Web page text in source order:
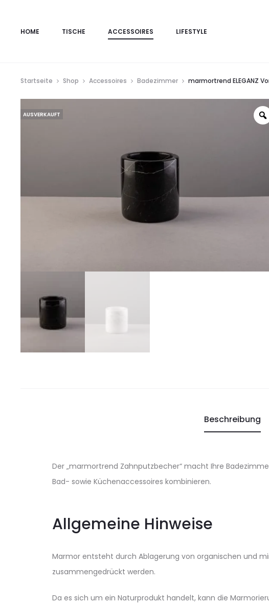
HOME TISCHE ACCESSOIRES LIFESTYLE
Startseite Shop Accessoires Badezimmer marmortrend ELEGANZ
AUSVERKAUFT
Beschreibung
Der „marmortrend Zahnputzbecher“ macht Ihre
Bad- sowie Küchenaccessoires kombinieren.
Allgemeine Hinweise
Marmor entsteht durch Ablagerung von organischen und
zusammengedrückt werden.
Da es sich um ein Naturprodukt handelt, kann die